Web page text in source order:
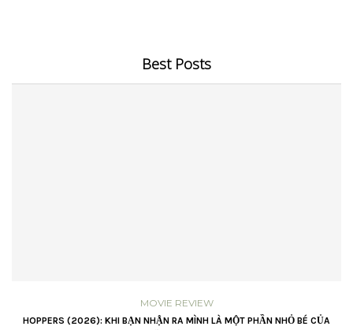
Best Posts
MOVIE REVIEW
HOPPERS (2026): KHI BẠN NHẬN RA MÌNH LÀ MỘT PHẦN NHỎ BÉ CỦA